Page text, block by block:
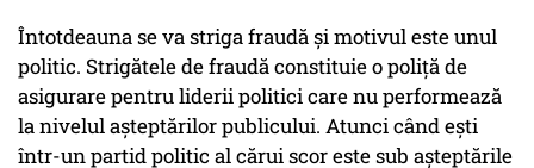
Întotdeauna se va striga fraudă și motivul este unul
politic. Strigătele de fraudă constituie o poliță de
asigurare pentru liderii politici care nu performează
la nivelul așteptărilor publicului. Atunci când ești
într-un partid politic al cărui scor este sub așteptările